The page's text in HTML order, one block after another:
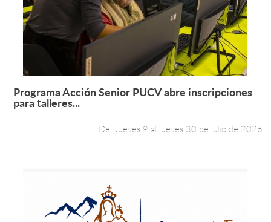
Estudiantes
Funcionarios
Alumni
Leer más +
Programa Acción Senior PUCV abre inscripciones
para talleres...
Del Jueves 9 al jueves 30 de julio de 2026